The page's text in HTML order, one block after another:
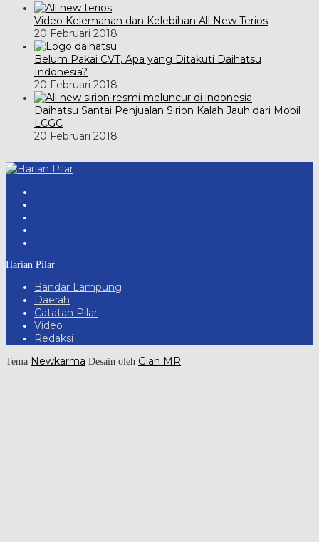
Video Kelemahan dan Kelebihan All New Terios
20 Februari 2018
Belum Pakai CVT, Apa yang Ditakuti Daihatsu
Indonesia?
20 Februari 2018
Daihatsu Santai Penjualan Sirion Kalah Jauh dari Mobil
LCGC
20 Februari 2018
Harian Pilar
Bandar Lampung
Daerah
Catatan Pilar
Video
Redaksi
Tema Newkarma Desain oleh Gian MR